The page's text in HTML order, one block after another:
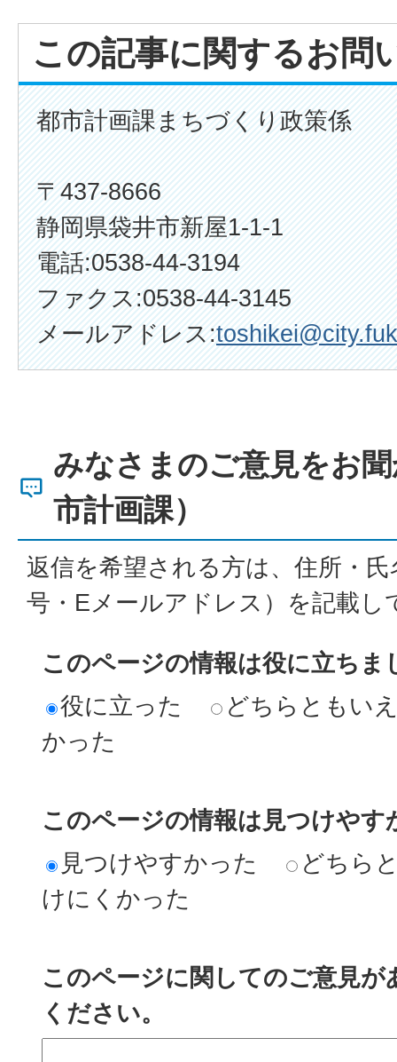
この記事に関するお問
都市計画課まちづくり政策係
〒437-8666
静岡県袋井市新屋1-1-1
電話:0538-44-3194
ファクス:0538-44-3145
メールアドレス:
みなさまのご意見をお
市計画課）
返信を希望される方は、住所・
号・Eメールアドレス）を記載し
このページの情報は役に立ちま
役に立った
どちらともい
かった
このページの情報は見つけやす
見つけやすかった
どちら
けにくかった
このページに関してのご意見
ください。